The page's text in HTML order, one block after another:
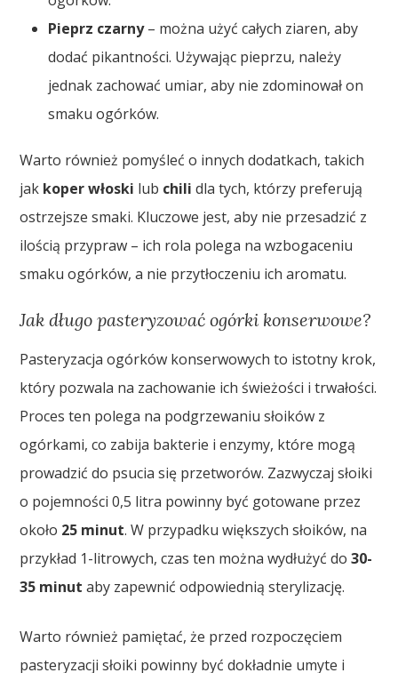
Pieprz czarny– można użyć całych ziaren, aby
dodać pikantności. Używając pieprzu, należy
jednak zachować umiar, aby nie zdominował on
smaku ogórków.
Warto również pomyśleć o innych dodatkach, takich
jak koper włoski lub chili dla tych, którzy preferują
ostrzejsze smaki. Kluczowe jest, aby nie przesadzić z
ilością przypraw – ich rola polega na wzbogaceniu
smaku ogórków, a nie przytłoczeniu ich aromatu.
Jak długo pasteryzować ogórki konserwowe?
Pasteryzacja ogórków konserwowych to istotny krok,
który pozwala na zachowanie ich świeżości i trwałości.
Proces ten polega na podgrzewaniu słoików z
ogórkami, co zabija bakterie i enzymy, które mogą
prowadzić do psucia się przetworów. Zazwyczaj słoiki
o pojemności 0,5 litra powinny być gotowane przez
około 25 minut. W przypadku większych słoików, na
przykład 1-litrowych, czas ten można wydłużyć do30-
35 minut aby zapewnić odpowiednią sterylizację.
Warto również pamiętać, że przed rozpoczęciem
pasteryzacji słoiki powinny być dokładnie umyte i